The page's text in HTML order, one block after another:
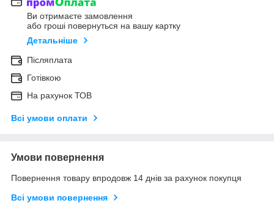
Ви отримаєте замовлення
або гроші повернуться на вашу картку
Детальніше
Післяплата
Готівкою
На рахунок ТОВ
Всі умови оплати
Умови повернення
Повернення товару впродовж 14 днів за рахунок покупця
Всі умови повернення